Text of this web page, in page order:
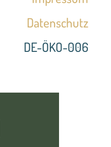
Datenschutz
DE-ÖKO-006